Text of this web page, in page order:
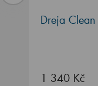
Dreja
1 340 Kč